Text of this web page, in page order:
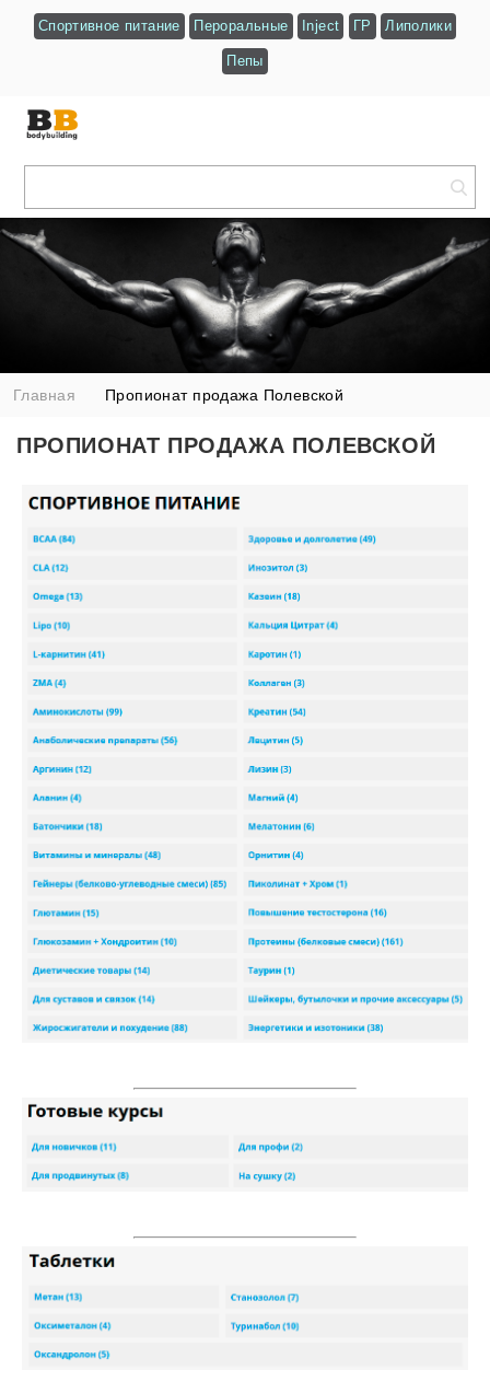
Спортивное питание Пероральные Inject ГР Липолики
Пепы
Главная Пропионат продажа Полевской
ПРОПИОНАТ ПРОДАЖА ПОЛЕВСКОЙ